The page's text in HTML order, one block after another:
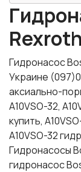
Гидронасос
Украине
аксиально-
A10VSO-32,
купить,
A10VSO-32
Гидронасосы
гидронасос